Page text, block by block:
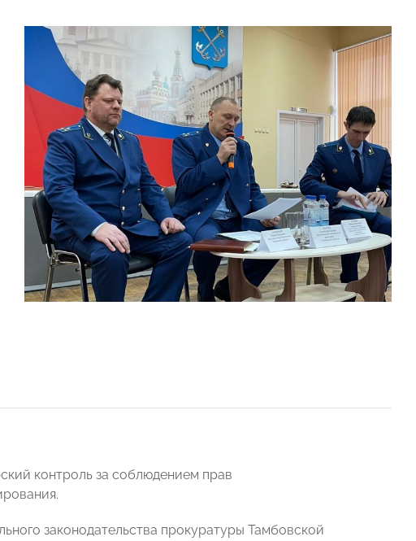
контроль за соблюдением прав
законодательства прокуратуры Тамбовской